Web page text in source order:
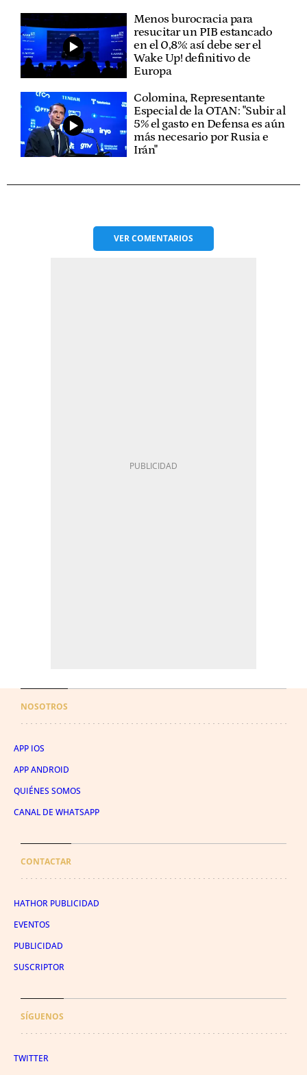
Menos burocracia para
resucitar un PIB estancado
en el 0,8%: así debe ser el
Wake Up! definitivo de
Europa
Colomina, Representante
Especial de la OTAN: "Subir al
5% el gasto en Defensa es aún
más necesario por Rusia e
Irán"
VERCOMENTARIOS
NOSOTROS
APP IOS
APP ANDROID
QUIÉNES SOMOS
CANAL DE WHATSAPP
CONTACTAR
HATHOR PUBLICIDAD
EVENTOS
PUBLICIDAD
SUSCRIPTOR
SÍGUENOS
TWITTER